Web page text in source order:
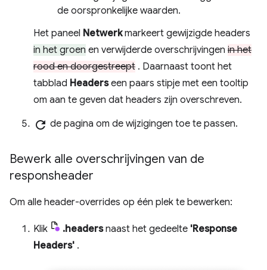
de oorspronkelijke waarden.
Het paneel Netwerkmarkeert gewijzigde headers
in het groen en verwijderde overschrijvingen in het
rood en doorgestreept . Daarnaast toont het
tabblad Headerseen paars stipje met een tooltip
om aan te geven dat headers zijn overschreven.
refresh de pagina om de wijzigingen toe te passen.
Bewerk alle overschrijvingen van de
responsheader
Om alle header-overrides op één plek te bewerken:
Klik .headersnaast het gedeelte 'Response
Headers' .